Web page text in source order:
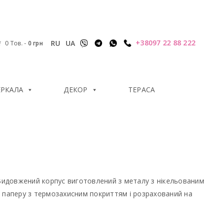
0 Тов. - 0 грн RU UA +38097 22 88 222
ДЕКОР ТЕРАСА
корпус виготовлений з металу з нікельованим
з термозахисним покриттям і розрахований на